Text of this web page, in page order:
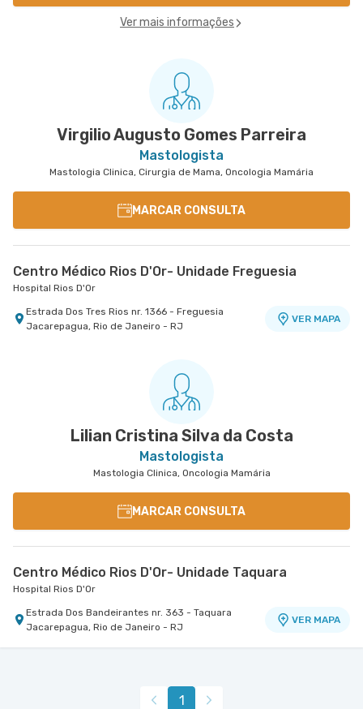
Ver mais informações
Virgilio Augusto Gomes Parreira
Mastologista
Mastologia Clinica, Cirurgia de Mama, Oncologia Mamária
MARCAR CONSULTA
Centro Médico Rios D'Or- Unidade Freguesia
Hospital Rios D'Or
Estrada Dos Tres Rios nr. 1366 - Freguesia
Jacarepagua, Rio de Janeiro - RJ
VER MAPA
Lilian Cristina Silva da Costa
Mastologista
Mastologia Clinica, Oncologia Mamária
MARCAR CONSULTA
Centro Médico Rios D'Or- Unidade Taquara
Hospital Rios D'Or
Estrada Dos Bandeirantes nr. 363 - Taquara
Jacarepagua, Rio de Janeiro - RJ
VER MAPA
1